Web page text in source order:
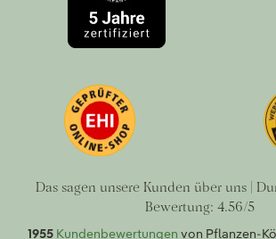
Das sagen unsere Kunden über uns |
Bewertung: 4.56/5
1955 Kundenbewertungen von Pflanzen-